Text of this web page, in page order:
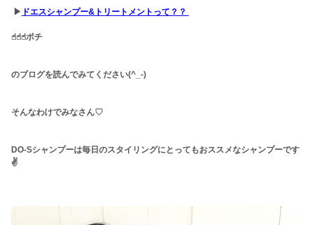
▶︎ ドエスシャンプー&トリートメントって？？
☝︎☝︎☝︎ポチ
のブログを読んでみてください(^_-)
そんなわけでみなさん♡
DO-Sシャンプーは毎日のスタイリングにとってもおススメなシャンプーです
✌️